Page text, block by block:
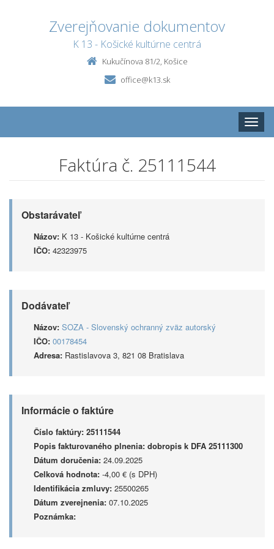
Zverejňovanie dokumentov
K 13 - Košické kultúrne centrá
Kukučínova 81/2, Košice
office@k13.sk
Toggle
Faktúra č. 25111544
Obstarávateľ
Názov: K 13 - Košické kultúrne centrá
IČO: 42323975
Dodávateľ
Názov: SOZA - Slovenský ochranný zväz autorský
IČO: 00178454
Adresa: Rastislavova 3, 821 08 Bratislava
Informácie o faktúre
Číslo faktúry: 25111544
Popis fakturovaného plnenia: dobropis k DFA 25111300
Dátum doručenia: 24.09.2025
Celková hodnota: -4,00 € (s DPH)
Identifikácia zmluvy: 25500265
Dátum zverejnenia: 07.10.2025
Poznámka: